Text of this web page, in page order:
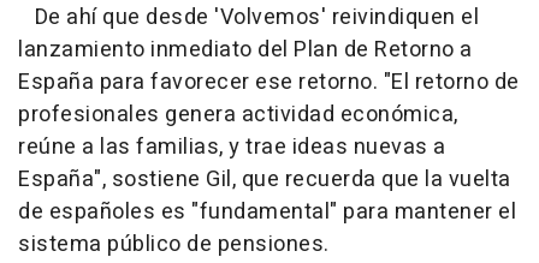
De ahí que desde 'Volvemos' reivindiquen el
lanzamiento inmediato del Plan de Retorno a
España para favorecer ese retorno. "El retorno de
profesionales genera actividad económica,
reúne a las familias, y trae ideas nuevas a
España", sostiene Gil, que recuerda que la vuelta
de españoles es "fundamental" para mantener el
sistema público de pensiones.